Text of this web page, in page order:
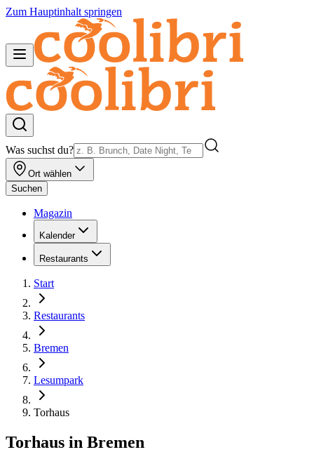
Zum Hauptinhalt springen
Was suchst du?
Ort wählen
Suchen
Magazin
Kalender
Restaurants
Start
Restaurants
Bremen
Lesumpark
Torhaus
Torhaus in Bremen